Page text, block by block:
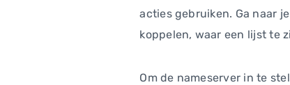
acties gebruiken. Ga naar je
koppelen, waar een lijst te
Om de nameserver in te